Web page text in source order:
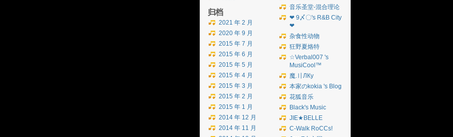
音乐圣堂-混合理论
❤ 9〆〇's R&B City
❤
杂食性动物
狂野夏烙特
☆Verbal007 's
MusiCool™
魔.〢ЛКу
本家のkokia 's Blog
花狐音乐
Black's Music
JIE★BELLE
C-Walk RoCCs!
归档
2021 年 2 月
2020 年 9 月
2015 年 7 月
2015 年 6 月
2015 年 5 月
2015 年 4 月
2015 年 3 月
2015 年 2 月
2015 年 1 月
2014 年 12 月
2014 年 11 月